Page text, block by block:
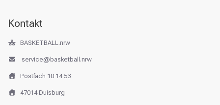
Kontakt
BASKETBALL.nrw
service@basketball.nrw
Postfach 10 14 53
47014 Duisburg